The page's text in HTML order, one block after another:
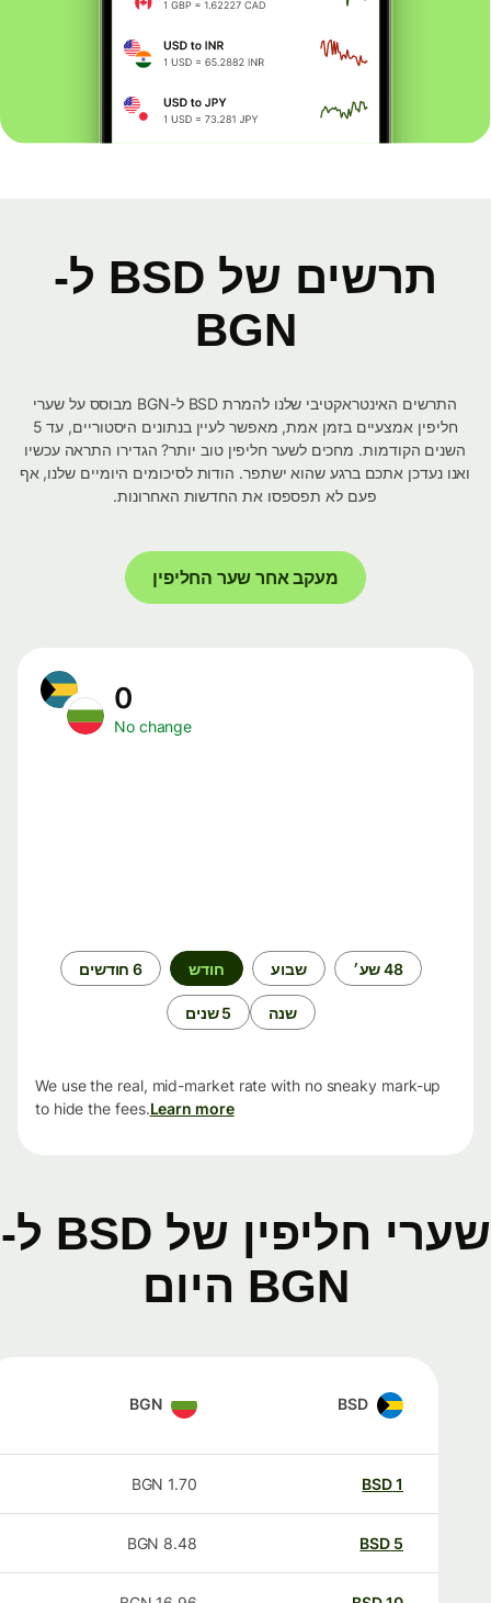
תרשים של BSD ל-
BGN
התרשים האינטראקטיבי שלנו להמרת BSD ל-BGN מבוסס על שערי
חליפין אמצעיים בזמן אמת, מאפשר לעיין בנתונים היסטוריים, עד 5
השנים הקודמות. מחכים לשער חליפין טוב יותר? הגדירו התראה עכשיו
ואנו נעדכן אתכם ברגע שהוא ישתפר. הודות לסיכומים היומיים שלנו, אף
פעם לא תפספסו את החדשות האחרונות.
מעקב אחר שער החליפין
No change
48 שע׳ שבוע חודש 6 חודשים
שנה 5 שנים
We use the real, mid-market rate with no sneaky mark-up
to hide the fees.Learn more
שערי חליפין של BSD ל-
BGN היום
BSD
BGN
BSD
1.70
BGN
BSD
8.48
BGN